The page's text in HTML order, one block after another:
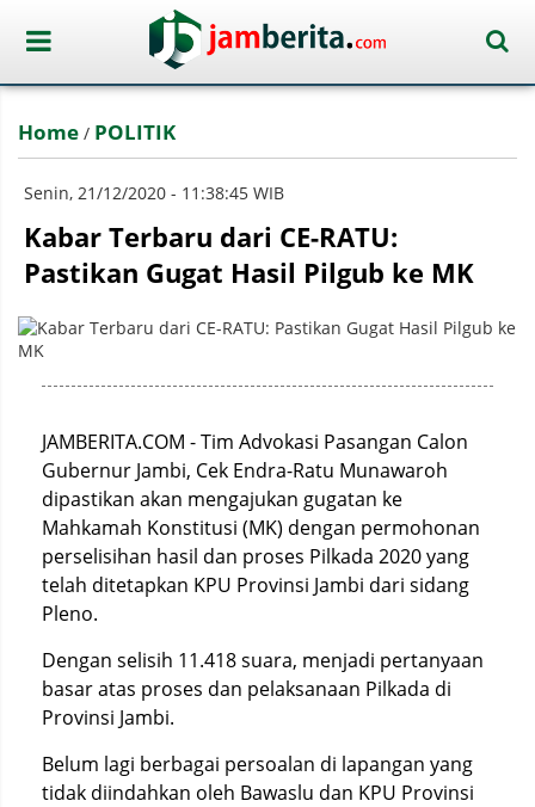
Home / POLITIK
Senin, 21/12/2020 - 11:38:45 WIB
Kabar Terbaru dari CE-RATU:
Pastikan Gugat Hasil Pilgub ke MK
JAMBERITA.COM - Tim Advokasi Pasangan Calon
Gubernur Jambi, Cek Endra-Ratu Munawaroh
dipastikan akan mengajukan gugatan ke
Mahkamah Konstitusi (MK) dengan permohonan
perselisihan hasil dan proses Pilkada 2020 yang
telah ditetapkan KPU Provinsi Jambi dari sidang
Pleno.
Dengan selisih 11.418 suara, menjadi pertanyaan
basar atas proses dan pelaksanaan Pilkada di
Provinsi Jambi.
Belum lagi berbagai persoalan di lapangan yang
tidak diindahkan oleh Bawaslu dan KPU Provinsi